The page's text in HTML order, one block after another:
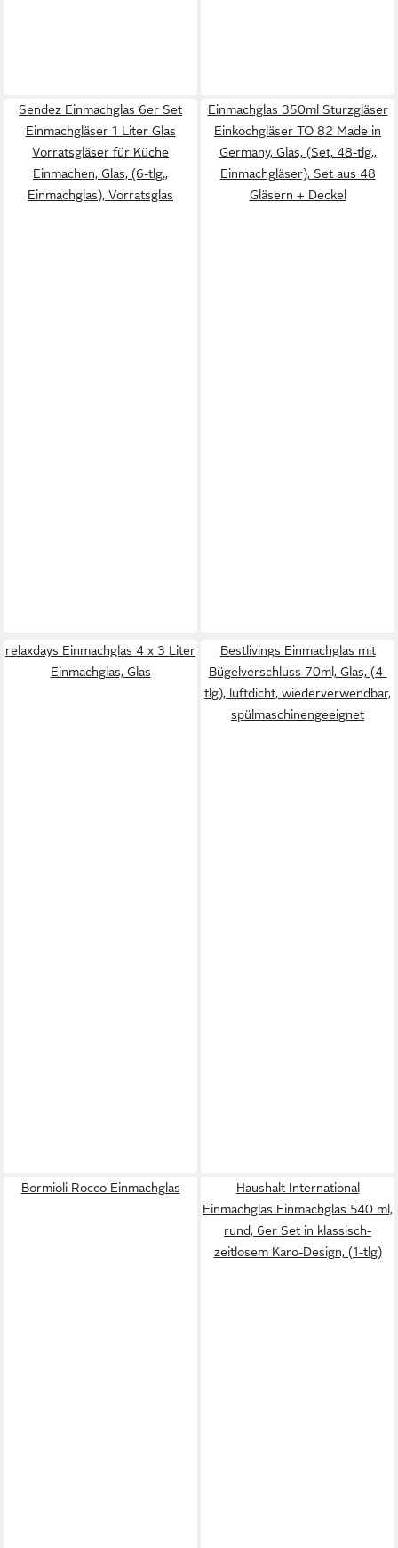
Sendez Einmachglas 6er Set
Einmachgläser 1 Liter Glas
Vorratsgläser für Küche
Einmachen, Glas, (6-tlg.,
Einmachglas), Vorratsglas
Einmachglas 350ml Sturzgläser
Einkochgläser TO 82 Made in
Germany, Glas, (Set, 48-tlg.,
Einmachgläser), Set aus 48
Gläsern + Deckel
relaxdays Einmachglas 4 x 3 Liter
Einmachglas, Glas
Bestlivings Einmachglas mit
Bügelverschluss 70ml, Glas, (4-
tlg), luftdicht, wiederverwendbar,
spülmaschinengeeignet
Bormioli Rocco Einmachglas
Haushalt International
Einmachglas Einmachglas 540 ml,
rund, 6er Set in klassisch-
zeitlosem Karo-Design, (1-tlg)